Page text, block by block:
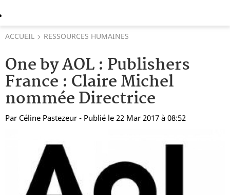
ACCUEIL RESSOURCES HUMAINES
One by AOL : Publishers
France : Claire Michel
nommée Directrice
Par Céline Pastezeur - Publié le 22 Mar 2017 à 08:52